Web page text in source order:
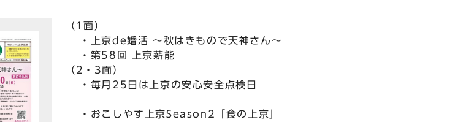
（1面）
・上京de婚活 ～秋はきもので天神さん～
・第58回 上京薪能
（2・3面）
・毎月25日は上京の安心安全点検日
・おこしやす上京Season2「食の上京」